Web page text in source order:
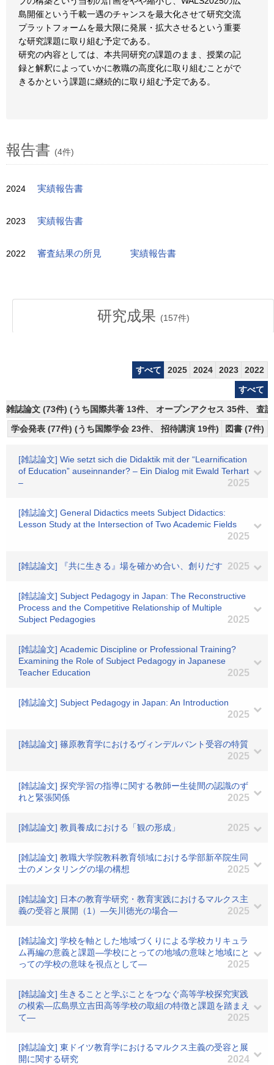
島開催という千載一遇のチャンスを最大化させて研究交流
プラットフォームを最大限に発展・拡大させるという重要
な研究課題に取り組む予定である。
研究の内容としては、本共同研究の課題のまま、授業の記
録と解釈によっていかに教職の高度化に取り組むことがで
きるかという課題に継続的に取り組む予定である。
報告書 (4件)
2024 実績報告書
2023 実績報告書
2022 審査結果の所見 実績報告書
研究成果 (157件)
すべて 2025 2024 2023
2022
すべて
雑誌論文 (73件) (うち国際共著 13件、 オープンアクセス 35件、 査
学会発表 (77件) (うち国際学会 23件、 招待講演 19件)
図書 (7件)
[雑誌論文] Wie setzt sich die Didaktik mit der “Learnification
of Education” auseinnander? – Ein Dialog mit Ewald Terhart
–
2025
[雑誌論文] General Didactics meets Subject Didactics:
Lesson Study at the Intersection of Two Academic Fields
2025
[雑誌論文] 『共に生きる』場を確かめ合い、創りだす 2025
[雑誌論文] Subject Pedagogy in Japan: The Reconstructive
Process and the Competitive Relationship of Multiple
Subject Pedagogies
2025
[雑誌論文] Academic Discipline or Professional Training?
Examining the Role of Subject Pedagogy in Japanese
Teacher Education
2025
[雑誌論文] Subject Pedagogy in Japan: An Introduction
2025
[雑誌論文] 篠原教育学におけるヴィンデルバント受容の特質
2025
[雑誌論文] 探究学習の指導に関する教師ー生徒間の認識のず
れと緊張関係
2025
[雑誌論文] 教員養成における「観の形成」 2025
[雑誌論文] 教職大学院教科教育領域における学部新卒院生同
士のメンタリングの場の構想
2025
[雑誌論文] 日本の教育学研究・教育実践におけるマルクス主
義の受容と展開（1）―矢川徳光の場合―
2025
[雑誌論文] 学校を軸とした地域づくりによる学校カリキュラ
ム再編の意義と課題―学校にとっての地域の意味と地域にと
っての学校の意味を視点として―
2025
[雑誌論文] 生きることと学ぶことをつなぐ高等学校探究実践
の模索―広島県立吉田高等学校の取組の特徴と課題を踏まえ
て―
2025
[雑誌論文] 東ドイツ教育学におけるマルクス主義の受容と展
開に関する研究
2024